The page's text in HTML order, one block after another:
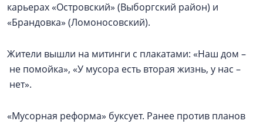
карьерах «Островский» (Выборгский район) и
«Брандовка» (Ломоносовский).
Жители вышли на митинги с плакатами: «Наш дом –
не помойка», «У мусора есть вторая жизнь, у нас –
нет».
«Мусорная реформа» буксует. Ранее против планов